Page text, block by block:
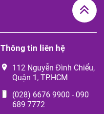
Thông tin liên hệ
112 Nguyễn Đình Chiểu,
Quận 1, TP.HCM
(028) 6676 9900 - 090
689 7772